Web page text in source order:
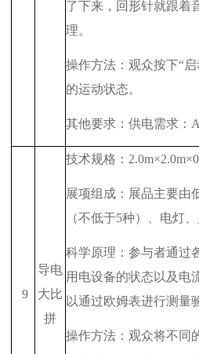
了下来，回形针就跟着
理。
操作方法：观众按下“
的运动状态。
其他要求：供电需求：
9
导电
大比
拼
技术规格： 2.0m×2.0m×
展项组成：展品主要由
（不低于5种）、电灯
科学原理：参与者通过
用电设备的状态以及电
以通过欧姆表进行测量
操作方法：观众将不同